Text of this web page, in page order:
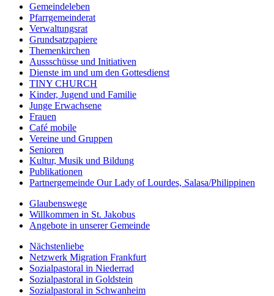
Gemeindeleben
Pfarrgemeinderat
Verwaltungsrat
Grundsatzpapiere
Themenkirchen
Aussschüsse und Initiativen
Dienste im und um den Gottesdienst
TINY CHURCH
Kinder, Jugend und Familie
Junge Erwachsene
Frauen
Café mobile
Vereine und Gruppen
Senioren
Kultur, Musik und Bildung
Publikationen
Partnergemeinde Our Lady of Lourdes, Salasa/Philippinen
Glaubenswege
Willkommen in St. Jakobus
Angebote in unserer Gemeinde
Nächstenliebe
Netzwerk Migration Frankfurt
Sozialpastoral in Niederrad
Sozialpastoral in Goldstein
Sozialpastoral in Schwanheim